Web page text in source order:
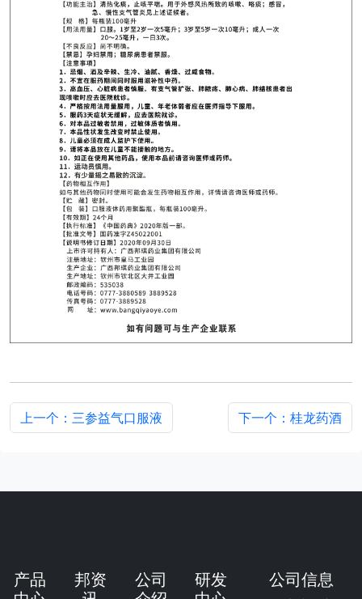
上一个：三参益气口服液 下一个：桂龙药酒
产品
邦资
公司
研发
公司信息